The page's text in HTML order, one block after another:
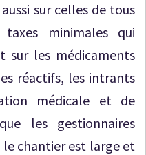
sur celles de tous
minimales qui
sur les médicaments
réactifs, les intrants
médicale et de
les gestionnaires
chantier est large et